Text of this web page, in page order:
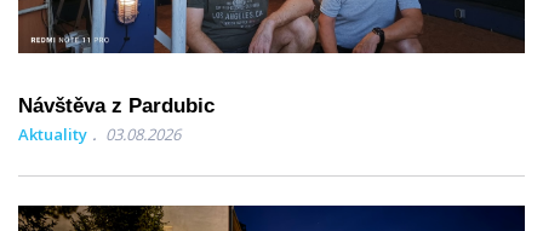
Návštěva z Pardubic
Aktuality 03.08.2026